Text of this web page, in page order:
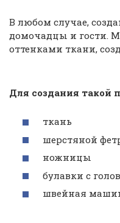
В любом случае,
домочадцы и гости.
оттенками ткани,
Для создания такой
ткань
шерстяной
ножницы
булавки с
швейная